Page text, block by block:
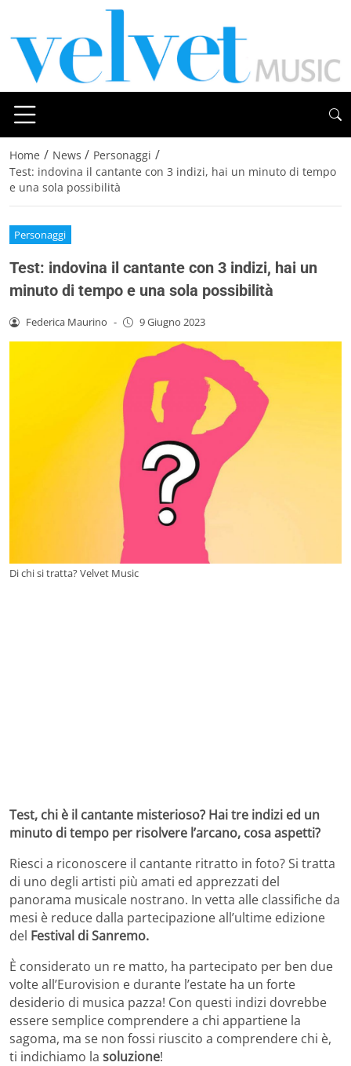
Home / News / Personaggi /
Test: indovina il cantante con 3 indizi, hai un minuto di tempo
e una sola possibilità
Personaggi
Test: indovina il cantante con 3 indizi, hai un
minuto di tempo e una sola possibilità
Federica Maurino - 9 Giugno 2023
Di chi si tratta? Velvet Music
Test, chi è il cantante misterioso? Hai tre indizi ed un
minuto di tempo per risolvere l’arcano, cosa aspetti?
Riesci a riconoscere il cantante ritratto in foto? Si tratta
di uno degli artisti più amati ed apprezzati del
panorama musicale nostrano. In vetta alle classifiche da
mesi è reduce dalla partecipazione all’ultime edizione
del Festival di Sanremo.
È considerato un re matto, ha partecipato per ben due
volte all’Eurovision e durante l’estate ha un forte
desiderio di musica pazza! Con questi indizi dovrebbe
essere semplice comprendere a chi appartiene la
sagoma, ma se non fossi riuscito a comprendere chi è,
ti indichiamo la soluzione!